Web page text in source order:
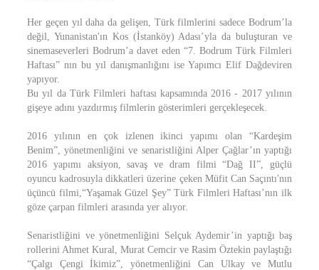
Her geçen yıl daha da gelişen, Türk filmlerini sadece Bodrum’la
değil, Yunanistan'ın Kos (İstanköy) Adası’yla da buluşturan ve
sinemaseverleri Bodrum’a davet eden “7. Bodrum Türk Filmleri
Haftası” nın bu yıl danışmanlığını ise Yapımcı Elif Dağdeviren
yapıyor.
Bu yıl da Türk Filmleri haftası kapsamında 2016 - 2017 yılının
gişeye adını yazdırmış filmlerin gösterimleri gerçekleşecek.
2016 yılının en çok izlenen ikinci yapımı olan “Kardeşim
Benim”, yönetmenliğini ve senaristliğini Alper Çağlar’ın yaptığı
2016 yapımı aksiyon, savaş ve dram filmi “Dağ II”, güçlü
oyuncu kadrosuyla dikkatleri üzerine çeken Müfit Can Saçıntı'nın
üçüncü filmi,“Yaşamak Güzel Şey” Türk Filmleri Haftası’nın ilk
göze çarpan filmleri arasında yer alıyor.
Senaristliğini ve yönetmenliğini Selçuk Aydemir’in yaptığı baş
rollerini Ahmet Kural, Murat Cemcir ve Rasim Öztekin paylaştığı
“Çalgı Çengi İkimiz”, yönetmenliğini Can Ulkay ve Mutlu